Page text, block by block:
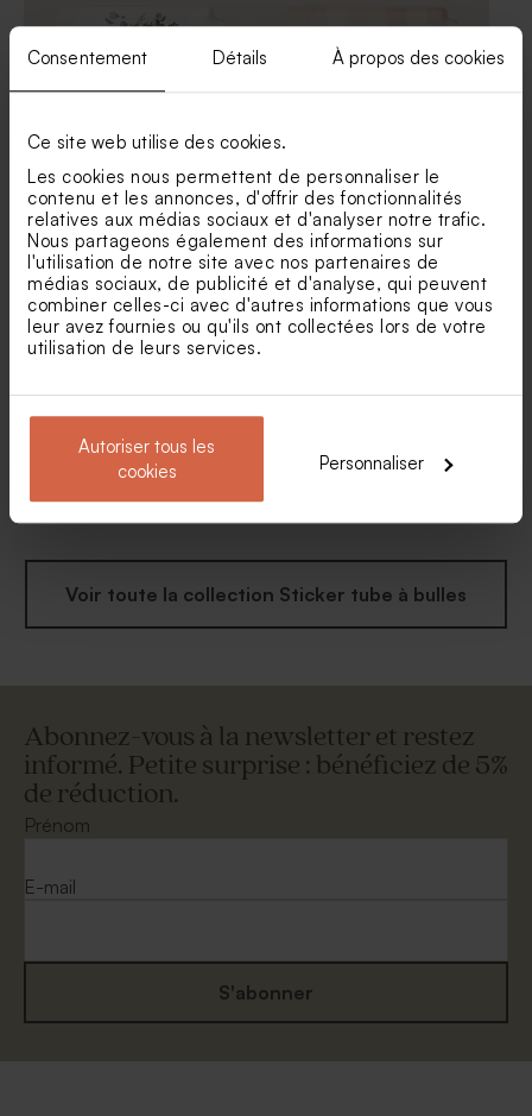
Consentement Détails À propos des cookies
Ce site web utilise des cookies.
Les cookies nous permettent de personnaliser le
contenu et les annonces, d'offrir des fonctionnalités
relatives aux médias sociaux et d'analyser notre trafic.
Nous partageons également des informations sur
l'utilisation de notre site avec nos partenaires de
médias sociaux, de publicité et d'analyse, qui peuvent
combiner celles-ci avec d'autres informations que vous
leur avez fournies ou qu'ils ont collectées lors de votre
utilisation de leurs services.
Autoriser tous les
cookies
Personnaliser
Sticker tube à bulles
couronne bohème
Sticker baptême vichy pastel
Sticker autocollant tube à
bulles colibri
ligné et thème marin
Voir toute la collection Sticker tube à bulles
Abonnez-vous à la newsletter et restez
informé. Petite surprise : bénéficiez de 5%
de réduction.
Prénom
E-mail
S'abonner